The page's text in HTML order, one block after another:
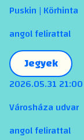
Puskin | Körhinta
angol felirattal
Jegyek
2026.05.31 21:00
Városháza udvar
angol felirattal